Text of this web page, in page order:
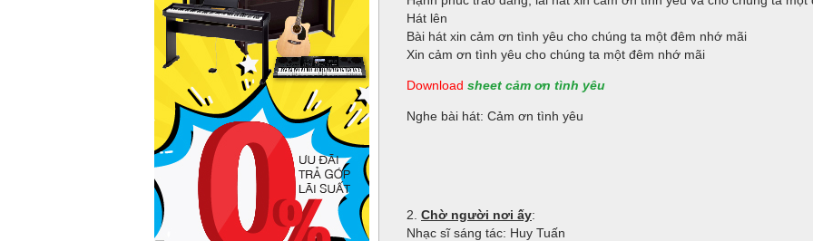
Hát lên
Bài hát xin cảm ơn tình yêu cho chúng ta một đêm nhớ mãi
Xin cảm ơn tình yêu cho chúng ta một đêm nhớ mãi
Download sheet cảm ơn tình yêu
Nghe bài hát: Cảm ơn tình yêu
2. Chờ người nơi ấy:
Nhạc sĩ sáng tác: Huy Tuấn